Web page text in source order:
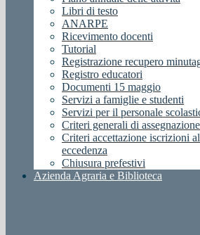
Libri di testo
ANARPE
Ricevimento docenti
Tutorial
Registrazione recupero
Registro educatori
Documenti 15 maggio
Servizi a famiglie e studenti
Servizi per il personale
Criteri generali di
Criteri accettazione iscrizioni
eccedenza
Chiusura prefestivi
Azienda Agraria e Biblioteca